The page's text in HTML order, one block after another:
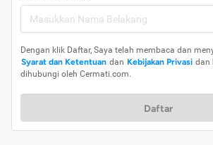
Dengan klik Daftar, Saya telah membaca dan
Syarat dan Ketentuan dan Kebijakan Privasi dan
dihubungi oleh Cermati.com.
Daftar